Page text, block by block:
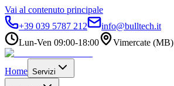
Vai al contenuto principale
+39 039 5787 212
info@bulltech.it
Lun-Ven 09:00-18:00
Vimercate (MB)
Home Servizi